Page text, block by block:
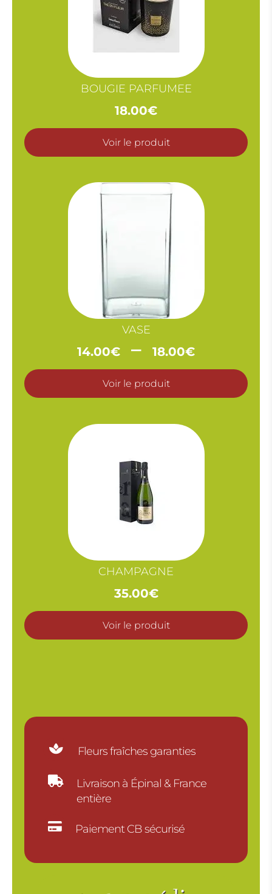
BOUGIE PARFUMEE
18.00€
Voir le produit
VASE
14.00€ – 18.00€Plage
de
prix :
14.00€
18.00€
Voir le produit
CHAMPAGNE
35.00€
Voir le produit
 Fleurs fraîches garanties

Livraison à Épinal & France
entière
 Paiement CB sécurisé